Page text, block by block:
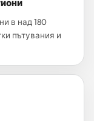
в над 180
пътувания и